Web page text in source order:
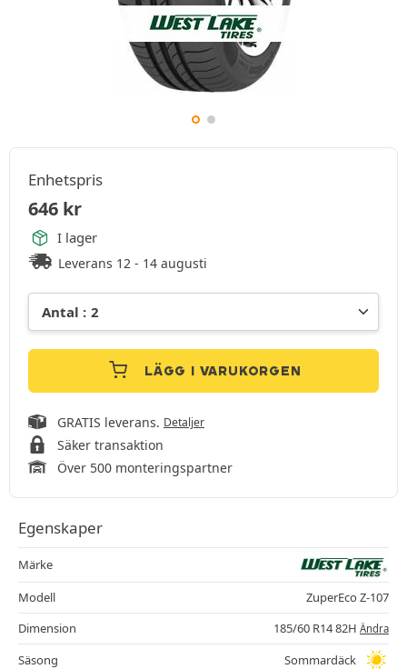
Enhetspris
646 kr
I lager
Leverans 12 - 14 augusti
LÄGG I VARUKORGEN
GRATIS leverans. Detaljer
Säker transaktion
Över 500 monteringspartner
Egenskaper
Märke
Modell
ZuperEco Z-107
Dimension
185/60 R14 82H Ändra
Säsong
Sommardäck